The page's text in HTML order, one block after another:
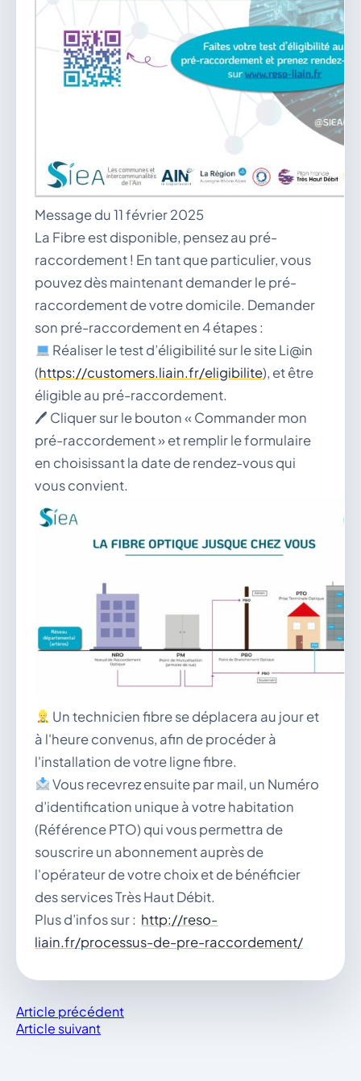
Message du 11 février 2025
La Fibre est disponible, pensez au pré-
raccordement ! En tant que particulier, vous
pouvez dès maintenant demander le pré-
raccordement de votre domicile. Demander
son pré-raccordement en 4 étapes :
Réaliser le test d’éligibilité sur le site Li@in
(https://customers.liain.fr/eligibilite), et être
éligible au pré-raccordement.
🖊 Cliquer sur le bouton « Commander mon
pré-raccordement » et remplir le formulaire
en choisissant la date de rendez-vous qui
vous convient.
Un technicien fibre se déplacera au jour et
à l'heure convenus, afin de procéder à
l'installation de votre ligne fibre.
Vous recevrez ensuite par mail, un Numéro
d’identification unique à votre habitation
(Référence PTO) qui vous permettra de
souscrire un abonnement auprès de
l'opérateur de votre choix et de bénéficier
des services Très Haut Débit.
Plus d’infos sur : http://reso-
liain.fr/processus-de-pre-raccordement/
Article précédent
Article suivant